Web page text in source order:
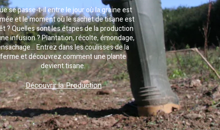
se passe-t-il entre le jour où la graine est
et le moment où le sachet de tisane est
? Quelles sont les étapes de la production
infusion ? Plantation, récolte, émondage,
Entrez dans les coulisses de la
ferme et découvrez comment une plante
devient tisane.
Découvrir la Production